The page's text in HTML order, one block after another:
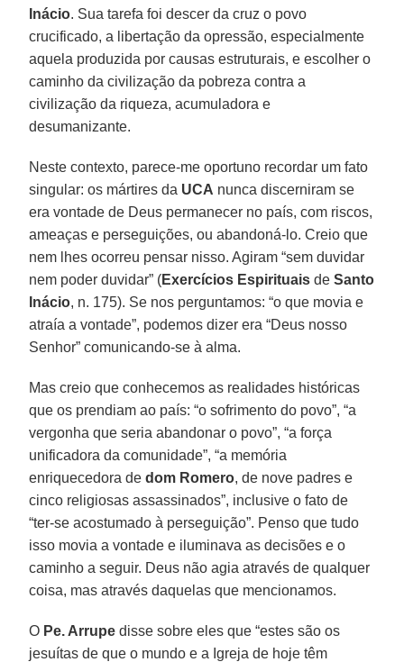
Inácio. Sua tarefa foi descer da cruz o povo
crucificado, a libertação da opressão, especialmente
aquela produzida por causas estruturais, e escolher o
caminho da civilização da pobreza contra a
civilização da riqueza, acumuladora e
desumanizante.
Neste contexto, parece-me oportuno recordar um fato
singular: os mártires da UCA nunca discerniram se
era vontade de Deus permanecer no país, com riscos,
ameaças e perseguições, ou abandoná-lo. Creio que
nem lhes ocorreu pensar nisso. Agiram “sem duvidar
nem poder duvidar” (Exercícios Espirituais deSanto
Inácio, n. 175). Se nos perguntamos: “o que movia e
atraía a vontade”, podemos dizer era “Deus nosso
Senhor” comunicando-se à alma.
Mas creio que conhecemos as realidades históricas
que os prendiam ao país: “o sofrimento do povo”, “a
vergonha que seria abandonar o povo”, “a força
unificadora da comunidade”, “a memória
enriquecedora dedom Romero, de nove padres e
cinco religiosas assassinados”, inclusive o fato de
“ter-se acostumado à perseguição”. Penso que tudo
isso movia a vontade e iluminava as decisões e o
caminho a seguir. Deus não agia através de qualquer
coisa, mas através daquelas que mencionamos.
O Pe. Arrupe disse sobre eles que “estes são os
jesuítas de que o mundo e a Igreja de hoje têm